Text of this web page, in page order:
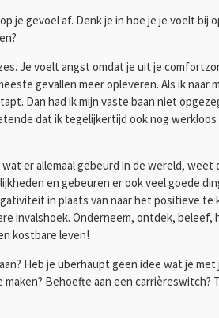
je gevoel af. Denk je in hoe je je voelt bij
Je voelt angst omdat je uit je
gevallen meer opleveren. Als ik
Dan had ik mijn vaste baan niet
dat ik tegelijkertijd ook nog
er allemaal gebeurd in de wereld,
en gebeuren er ook veel goede
in plaats van naar het positieve
invalshoek. Onderneem, ontdek, beleef,
kostbare leven!
Heb je überhaupt geen idee wat je
Behoefte aan een